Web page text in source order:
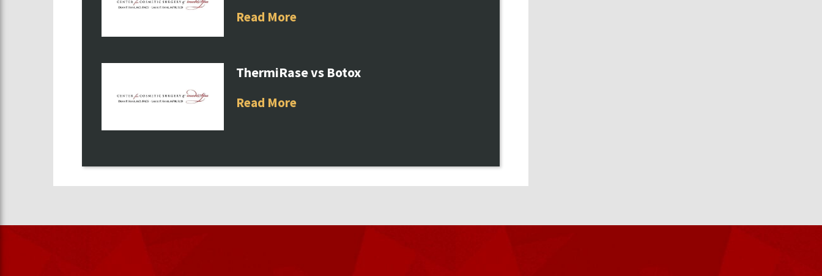
Read More
ThermiRase vs Botox
Read More